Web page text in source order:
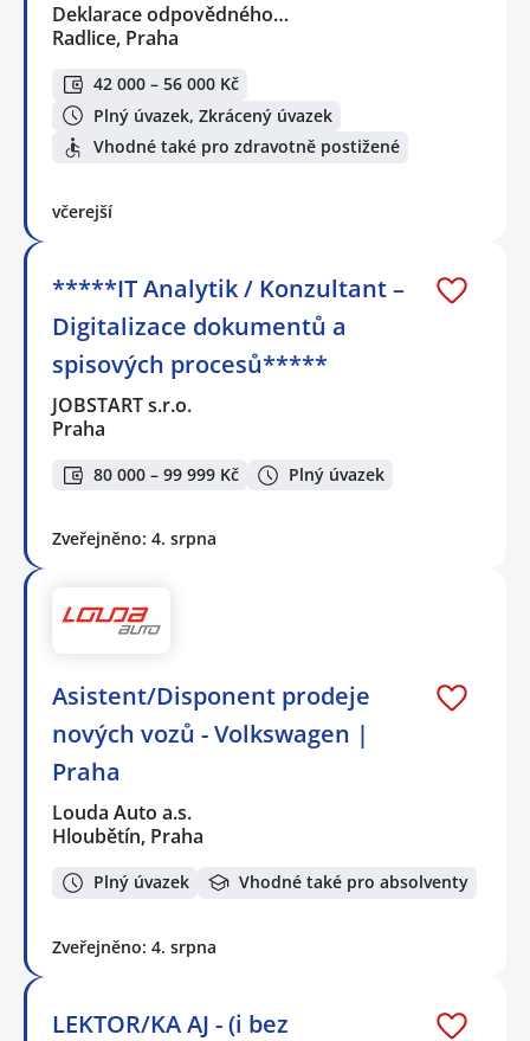
Deklarace odpovědného…
Radlice, Praha
42 000 – 56 000 Kč
Plný úvazek, Zkrácený úvazek
Vhodné také pro zdravotně postižené
včerejší
*****IT Analytik / Konzultant –
Digitalizace dokumentů a
spisových procesů*****
JOBSTART s.r.o.
Praha
80 000 – 99 999 Kč Plný úvazek
Zveřejněno: 4. srpna
Asistent/Disponent prodeje
nových vozů - Volkswagen |
Praha
Louda Auto a.s.
Hloubětín, Praha
Plný úvazek Vhodné také pro absolventy
Zveřejněno: 4. srpna
LEKTOR/KA AJ - (i bez